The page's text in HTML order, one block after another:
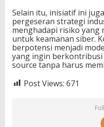
Selain itu, inisiatif ini
pergeseran strategi
menghadapi risiko yang
untuk keamanan siber.
berpotensi menjadi
yang ingin berkontribusi
source tanpa harus
Post Views: 671